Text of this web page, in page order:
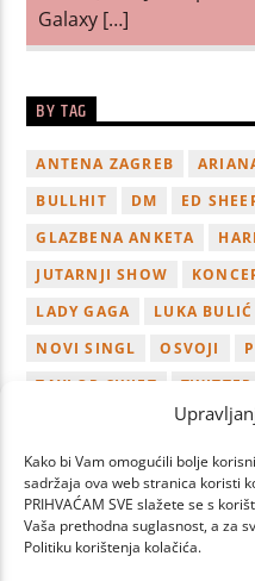
Kako bi Vam omogućili bolje
sadržaja ova web stranica koristi
PRIHVAĆAM SVE slažete se s
Vaša prethodna suglasnost, a za
Politiku korištenja kolačića.
Galaxy […]
BY TAG
ANTENA ZAGREB
BULLHIT
DM ED
GLAZBENA ANKETA
JUTARNJI SHOW
LADY GAGA
LUKA BULIĆ
NOVI SINGL
OSVOJI
TAYLOR SWIFT
TWITTER